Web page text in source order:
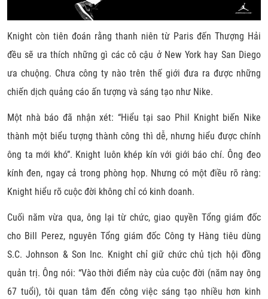
Knight còn tiên đoán rằng thanh niên từ Paris đến Thượng Hải
đều sẽ ưa thích những gì các cô cậu ở New York hay San Diego
ưa chuộng. Chưa công ty nào trên thế giới đưa ra được những
chiến dịch quảng cáo ấn tượng và sáng tạo như Nike.
Một nhà báo đã nhận xét: “Hiểu tại sao Phil Knight biến Nike
thành một biểu tượng thành công thì dễ, nhưng hiểu được chính
ông ta mới khó”. Knight luôn khép kín với giới báo chí. Ông đeo
kính đen, ngay cả trong phòng họp. Nhưng có một điều rõ ràng:
Knight hiểu rõ cuộc đời không chỉ có kinh doanh.
Cuối năm vừa qua, ông lại từ chức, giao quyền Tổng giám đốc
cho Bill Perez, nguyên Tổng giám đốc Công ty Hàng tiêu dùng
S.C. Johnson & Son Inc. Knight chỉ giữ chức chủ tịch hội đồng
quản trị. Ông nói: “Vào thời điểm này của cuộc đời (năm nay ông
67 tuổi), tôi quan tâm đến công việc sáng tạo nhiều hơn kinh